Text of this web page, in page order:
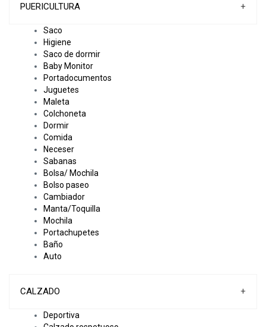
PUERICULTURA +
Saco
Higiene
Saco de dormir
Baby Monitor
Portadocumentos
Juguetes
Maleta
Colchoneta
Dormir
Comida
Neceser
Sabanas
Bolsa/ Mochila
Bolso paseo
Cambiador
Manta/Toquilla
Mochila
Portachupetes
Baño
Auto
CALZADO +
Deportiva